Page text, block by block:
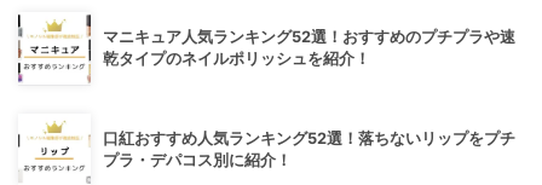
マニキュア人気ランキング52選！おすすめのプチプラや速
乾タイプのネイルポリッシュを紹介！
口紅おすすめ人気ランキング52選！落ちないリップをプチ
プラ・デパコス別に紹介！